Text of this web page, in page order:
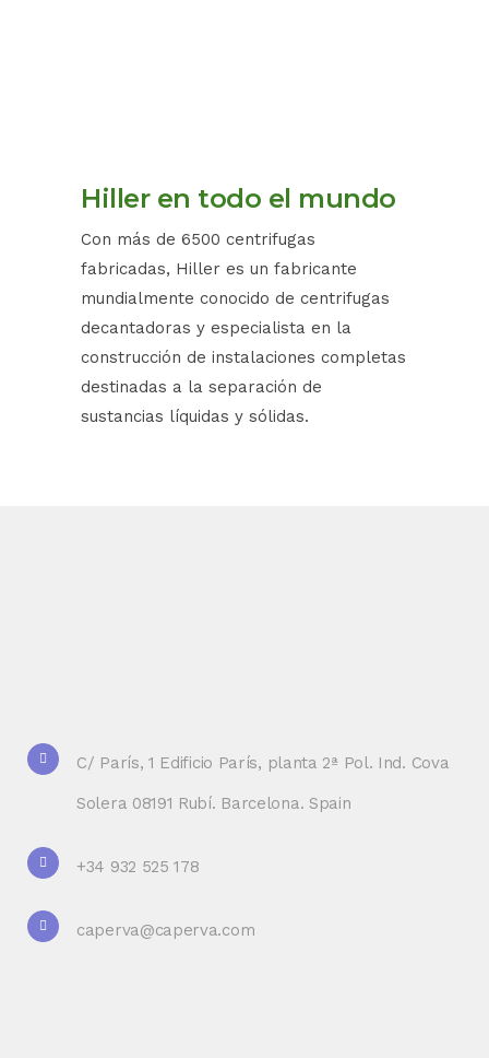
Hiller en todo el mundo
Con más de 6500 centrifugas
fabricadas, Hiller es un fabricante
mundialmente conocido de centrifugas
decantadoras y especialista en la
construcción de instalaciones completas
destinadas a la separación de
sustancias líquidas y sólidas.
C/ París, 1 Edificio París, planta 2ª Pol. Ind. Cova
Solera 08191 Rubí. Barcelona. Spain
+34 932 525 178
caperva@caperva.com